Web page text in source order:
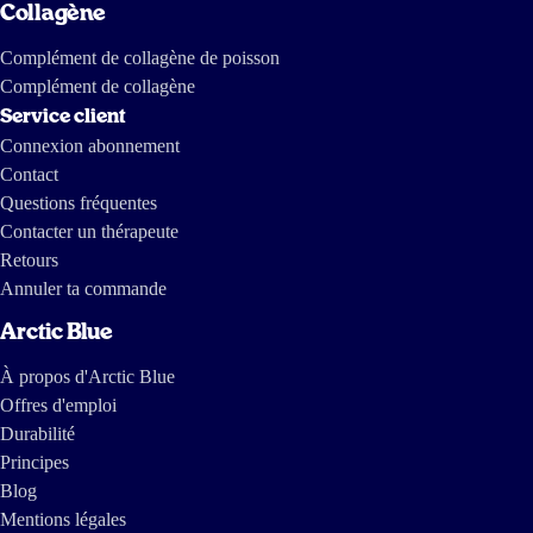
L'huile de poisson est-elle aussi bonne pour la tension
artérielle ? La réponse est positive. À raison de 3 grammes par
jour de ces deux substances issues de l'huile de poisson, il est
scientifiquement prouvé que l'huile de poisson aide à maintenir
une tension artérielle normale.
Ces deux substances (2 grammes par jour) contribuent aussi à un
taux de graisses normal dans le sang. Ce n'est pas négligeable
d'huile de poisson », qui se situe à 5 grammes de prise de ces
deux substances.
L'huile de poisson est aussi bonne pour la vue et la fonction
cérébrale, à raison d'une prise quotidienne de 250 mg de DHA
d'huile de poisson.
Collagène
Complément de collagène de poisson
Complément de collagène
Service client
Connexion abonnement
Contact
Questions fréquentes
Contacter un thérapeute
Retours
Annuler ta commande
Arctic Blue
À propos d'Arctic Blue
Offres d'emploi
Durabilité
Principes
Blog
Mentions légales